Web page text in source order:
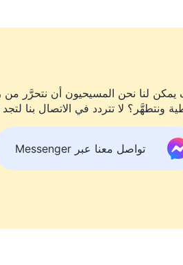
يمكن لنا نحن المسيحيون أن نتحرَّر من
ونتطهَّر؟ لا تتردد في الاتصال بنا
تواصل معنا عبر Messenger